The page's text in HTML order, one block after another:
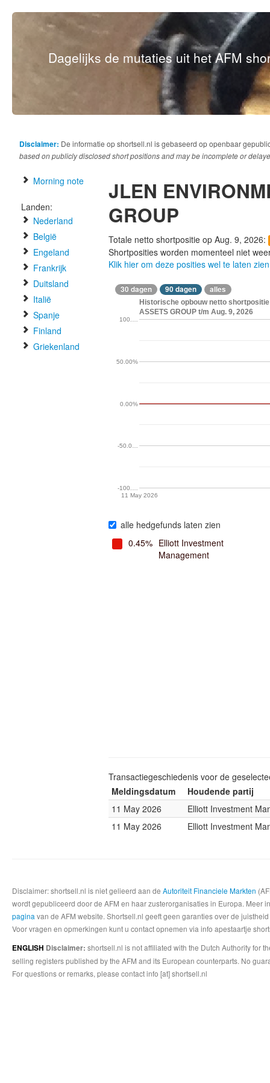
Dagelijks de mutaties uit het AFM
Disclaimer: De informatie op shortsell.nl is gebaseerd op openbaar
based on publicly disclosed short positions and may be incomplete or
Morning note
Landen:
Nederland
België
Engeland
Frankrijk
Duitsland
Italië
Spanje
Finland
Griekenland
JLEN
GROUP
Totale netto shortpositie op Aug. 9, 2026:
Shortposities worden momenteel niet
Klik hier om deze posities wel te laten zien
30 dagen 90 dagen alles
Historische opbouw netto shortpositie
ASSETS GROUP t/m Aug. 9, 2026
11 May 2026
-100.…
-50.0…
0.00%
50.00%
100.…
alle hedgefunds laten zien
0.45% Elliott Investment
Management
Transactiegeschiedenis voor de
Meldingsdatum
Houdende partij
11 May 2026
Elliott Investment
11 May 2026
Elliott Investment
Disclaimer: shortsell.nl is niet gelieerd aan de Autoriteit Financiele Markten
wordt gepubliceerd door de AFM en haar zusterorganisaties in Europa.
pagina van de AFM website. Shortsell.nl geeft geen garanties over de
Voor vragen en opmerkingen kunt u contact opnemen via info apestaartje
ENGLISH Disclaimer: shortsell.nl is not affiliated with the Dutch Authority for
selling registers published by the AFM and its European counterparts. No
For questions or remarks, please contact info [at] shortsell.nl